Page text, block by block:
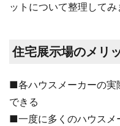
ットについて整理してみ
住宅展示場のメリ
■各ハウスメーカーの実
できる
■一度に多くのハウスメ